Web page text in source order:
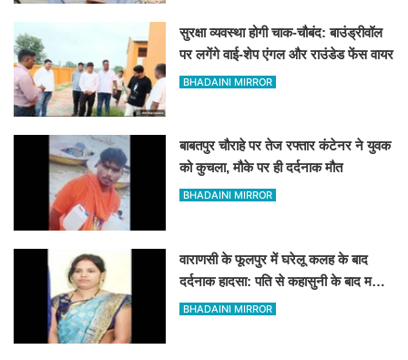
सुरक्षा व्यवस्था होगी चाक-चौबंद: बाउंड्रीवॉल
पर लगेंगे वाई-शेप एंगल और राउंडेड फेंस वायर
BHADAINI MIRROR
बाबतपुर चौराहे पर तेज रफ्तार कंटेनर ने युवक
को कुचला, मौके पर ही दर्दनाक मौत
BHADAINI MIRROR
वाराणसी के फूलपुर में घरेलू कलह के बाद
दर्दनाक हादसा: पति से कहासुनी के बाद महिला
ने लगाई फांसी
BHADAINI MIRROR